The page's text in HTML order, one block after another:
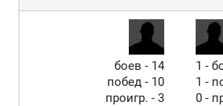
боев - 14
побед - 10
проигр. - 3
1 -
1 -
0 -